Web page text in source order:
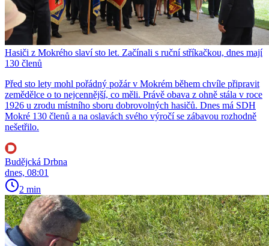
Hasiči z Mokrého slaví sto let. Začínali s ruční stříkačkou, dnes mají
130 členů
Před sto lety mohl pořádný požár v Mokrém během chvíle připravit
zemědělce o to nejcennější, co měli. Právě obava z ohně stála v roce
1926 u zrodu místního sboru dobrovolných hasičů. Dnes má SDH
Mokré 130 členů a na oslavách svého výročí se zábavou rozhodně
nešetřilo.
Budějcká Drbna
dnes, 08:01
2 min